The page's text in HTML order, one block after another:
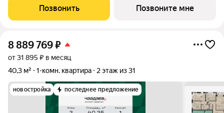
предлагая резидентам тишину в центре города.В шаговой
доступности ведущие вузы, театры,
Позвонить Позвоните мне
8 889 769₽
от 31 895 ₽ в месяц
40,3 м²
1-комн. квартира 2 этаж из 31
новостройка последнее предложение